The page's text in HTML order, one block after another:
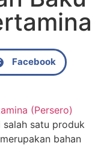
Facebook
(Persero)
salah satu produk
bahan